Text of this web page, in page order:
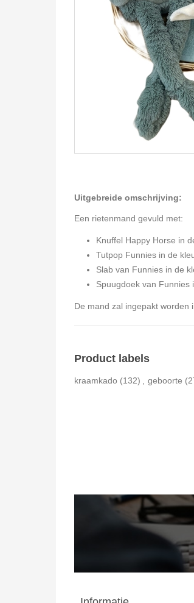
Uitgebreide omschrijving:
Een rietenmand gevuld met:
Knuffel Happy Horse in
Tutpop Funnies in de
Slab van Funnies in de
Spuugdoek van Funnies
De mand zal ingepakt worden
Product labels
kraamkado (132) geboorte